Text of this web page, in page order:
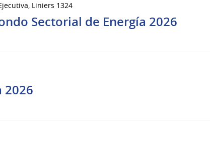
Liniers 1324
Sectorial de Energía 2026
2026